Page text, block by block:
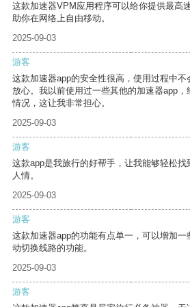
这款加速器VPM应用程序可以给你提供最高
助你在网络上自由移动。
2025-09-03
游客
这款加速器app的安全性很高，使用过程中
放心。我以前使用过一些其他的加速器app
情况，这让我非常担心。
2025-09-03
游客
这款app是我旅行的好帮手，让我能够轻松
人情。
2025-09-03
游客
这款加速器app的功能有点单一，可以增加一
动切换线路的功能。
2025-09-03
游客